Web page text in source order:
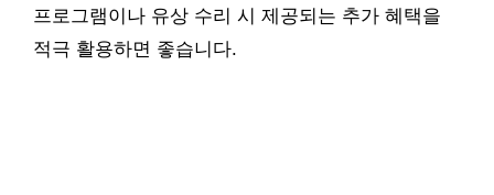
프로그램이나 유상 수리 시 제공되는 추가 혜택을
적극 활용하면 좋습니다.